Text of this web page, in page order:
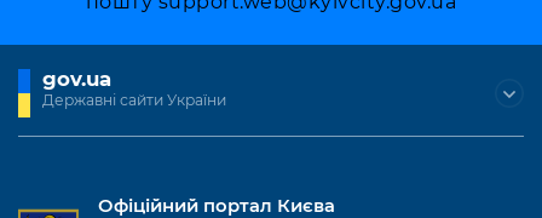
gov.ua
Державні сайти України
Офіційний портал Києва